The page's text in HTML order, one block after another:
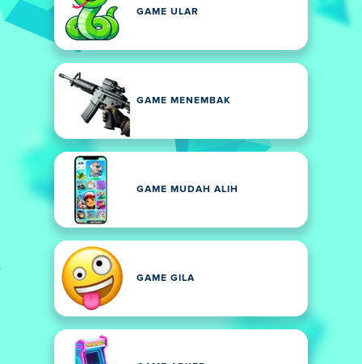
GAME ULAR
GAME MENEMBAK
GAME MUDAH ALIH
GAME GILA